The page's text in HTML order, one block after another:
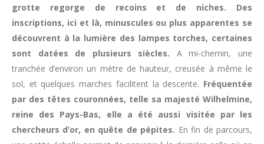
grotte regorge de recoins et de niches. Des
inscriptions, ici et là, minuscules ou plus apparentes se
découvrent à la lumière des lampes torches, certaines
sont datées de plusieurs siècles. A mi-chemin, une
tranchée d’environ un mètre de hauteur, creusée à même le
sol, et quelques marches facilitent la descente. Fréquentée
par des têtes couronnées, telle sa majesté Wilhelmine,
reine des Pays-Bas, elle a été aussi visitée par les
chercheurs d’or, en quête de pépites. En fin de parcours,